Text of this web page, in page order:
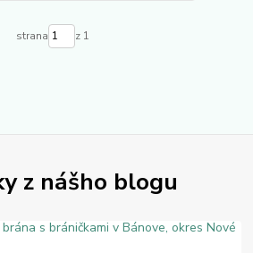
strana z 1
z nášho blogu